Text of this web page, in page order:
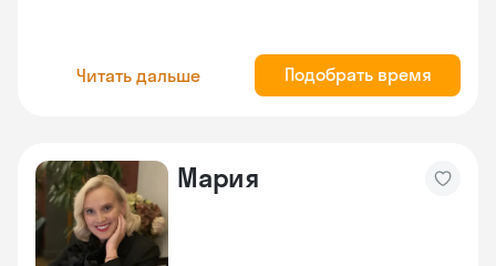
Читать дальше Подобрать время
Мария